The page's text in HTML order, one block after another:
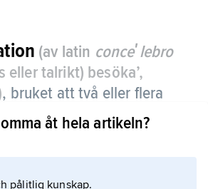
(av latin conceʹlebro
eller talrikt) besöka’,
, bruket att två eller flera
firar nattvard vid
huvudcelebrant
och andra östliga
åt hela artikeln?
pålitlig kunskap.